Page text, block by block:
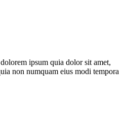
ipsum quia dolor sit amet,
non numquam eius modi tempora